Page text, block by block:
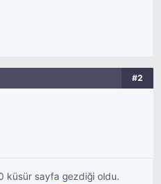
#2
küsür sayfa gezdiği oldu.